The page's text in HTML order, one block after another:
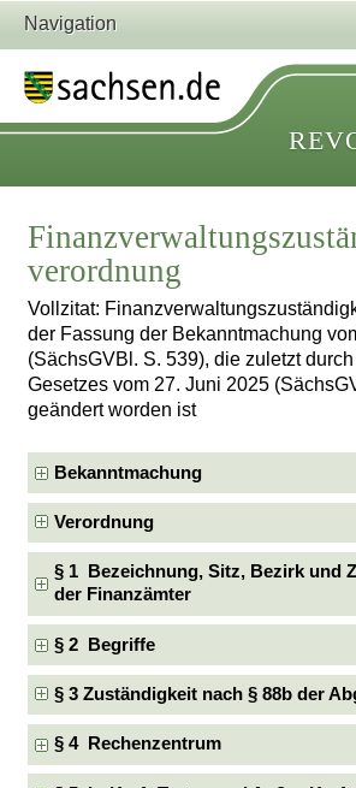
Navigation
verordnung
Vollzitat:
der Fassung der Bekanntmachung
(SächsGVBl. S. 539), die zuletzt
Gesetzes vom 27. Juni 2025
geändert worden ist
Bekanntmachung
Verordnung
§ 1 Bezeichnung, Sitz, Bezirk und
der Finanzämter
§ 2 Begriffe
§ 3 Zuständigkeit nach § 88b der
§ 4 Rechenzentrum